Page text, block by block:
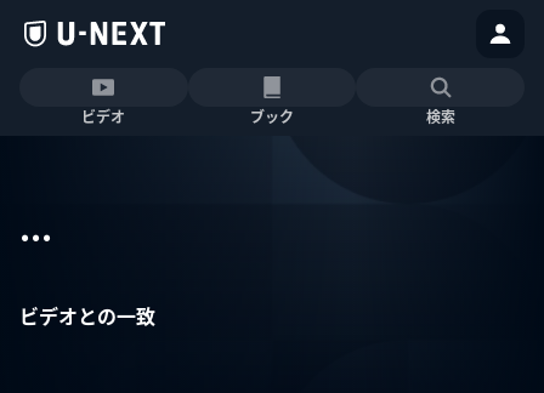
ビデオ ブック 検索
...
ビデオとの一致